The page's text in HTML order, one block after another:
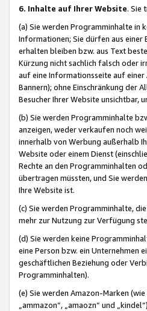
6. Inhalte auf Ihrer Website. Sie
(a) Sie werden Programminhalte in
Informationen; Sie dürfen aus
erhalten bleiben bzw. aus Text
Kürzung nicht sachlich falsch oder
auf eine Informationsseite auf
Bannern); ohne Einschränkung der
Besucher Ihrer Website unsichtbar,
(b) Sie werden Programminhalte
anzeigen, weder verkaufen noch
innerhalb von Werbung außerhalb
Website oder einem Dienst
Rechte an den Programminhalten
übertragen müssten, und Sie
Ihre Website ist.
(c) Sie werden Programminhalte,
mehr zur Nutzung zur Verfügung
(d) Sie werden keine
eine Person bzw. ein Unternehmen
geschäftlichen Beziehung oder
Programminhalten).
(e) Sie werden Amazon-Marken (wie
„ammazon“, „amaozn“ und